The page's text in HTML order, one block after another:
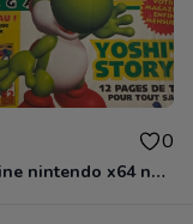
0
magazine nintendo x64 no 4